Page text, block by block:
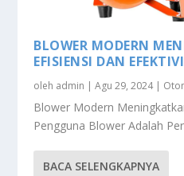
BLOWER MODERN
EFISIENSI DAN
oleh admin |Agu 29, 2024|
Blower Modern
Pengguna Blower Adalah
BACA SELENGKAPNYA